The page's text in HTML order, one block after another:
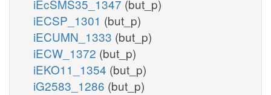
iEcSMS35_1347 (but_p)
iECSP_1301 (but_p)
iECUMN_1333 (but_p)
iECW_1372 (but_p)
iEKO11_1354 (but_p)
iG2583_1286 (but_p)